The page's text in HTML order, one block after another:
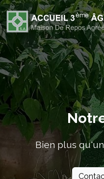
Bien plus